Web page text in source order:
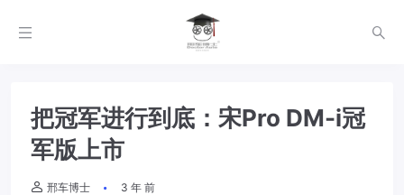
把冠军进行到底：宋Pro DM-i冠
军版上市
邢车博士 3 年 前